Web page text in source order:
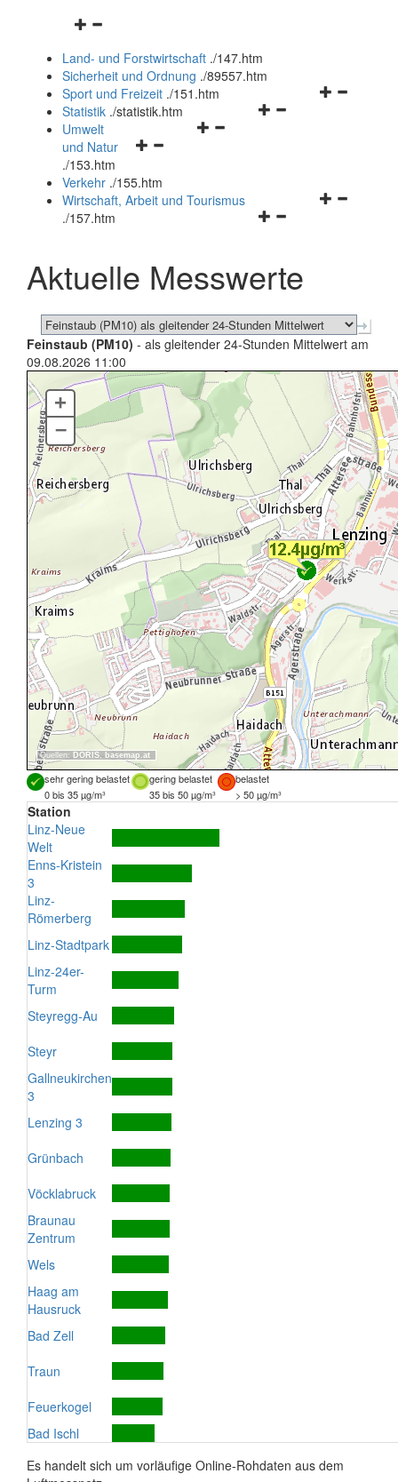
Navigationsmenü
und
schließen
Land- und Forstwirtschaft ./147.htm
Sicherheit und Ordnung ./89557.htm
Navigationsmenü
Sport und Freizeit ./151.htm
Navigationsmenü
Statistik ./statistik.htm
Navigationsmenü
und
schließen
Umwelt
und Natur
./153.htm
Verkehr ./155.htm
Navigationsmenü
schließen
Wirtschaft, Arbeit und Tourismus
./157.htm
Aktuelle Messwerte
Feinstaub (PM10) - als gleitender 24-Stunden Mittelwert am
09.08.2026 11:00
Quellen: DORIS, basemap.at
+
–
sehr gering belastet gering belastet
belastet
0 bis 35 µg/m³
35 bis 50 µg/m³ > 50 µg/m³
Station
Linz-Neue
Welt
Enns-Kristein
3
Linz-
Römerberg
Linz-Stadtpark
Linz-24er-
Turm
Steyregg-Au
Steyr
Gallneukirchen
3
Lenzing 3
Grünbach
Vöcklabruck
Braunau
Zentrum
Wels
Haag am
Hausruck
Bad Zell
Traun
Feuerkogel
Bad Ischl
Es handelt sich um vorläufige Online-Rohdaten aus dem